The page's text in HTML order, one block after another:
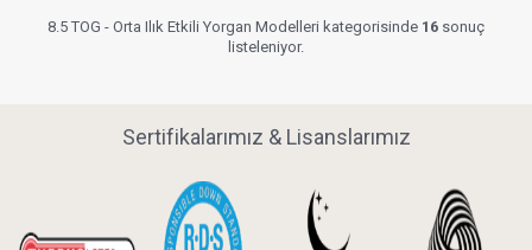
8.5 TOG - Orta Ilık Etkili Yorgan Modelleri kategorisinde 16 sonuç
listeleniyor.
Sertifikalarımız & Lisanslarımız